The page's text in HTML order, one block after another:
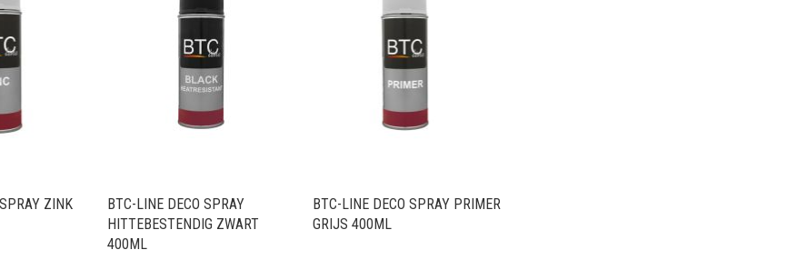
ZINK
BTC-LINE DECO SPRAY
HITTEBESTENDIG ZWART
400ML
BTC-LINE DECO SPRAY PRIMER
GRIJS 400ML